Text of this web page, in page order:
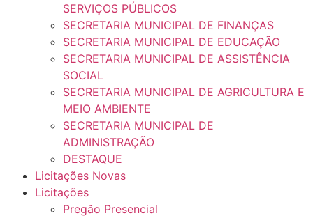
SERVIÇOS PÚBLICOS
SECRETARIA MUNICIPAL DE FINANÇAS
SECRETARIA MUNICIPAL DE EDUCAÇÃO
SECRETARIA MUNICIPAL DE ASSISTÊNCIA
SOCIAL
SECRETARIA MUNICIPAL DE AGRICULTURA E
MEIO AMBIENTE
SECRETARIA MUNICIPAL DE
ADMINISTRAÇÃO
DESTAQUE
Licitações Novas
Licitações
Pregão Presencial